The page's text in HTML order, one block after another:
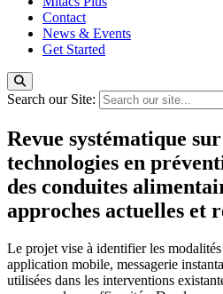
Contact
News & Events
Get Started
Search our Site:
Revue systématique
technologies en
des conduites
approches actuelles et
Le projet vise à identifier les
application mobile, messagerie
utilisées dans les interventions